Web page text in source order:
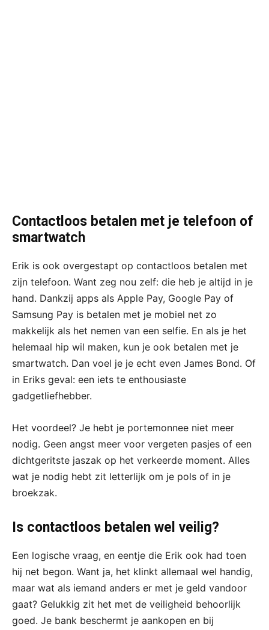
Contactloos betalen met je telefoon of
smartwatch
Erik is ook overgestapt op contactloos betalen met
zijn telefoon. Want zeg nou zelf: die heb je altijd in je
hand. Dankzij apps als Apple Pay, Google Pay of
Samsung Pay is betalen met je mobiel net zo
makkelijk als het nemen van een selfie. En als je het
helemaal hip wil maken, kun je ook betalen met je
smartwatch. Dan voel je je echt even James Bond. Of
in Eriks geval: een iets te enthousiaste
gadgetliefhebber.
Het voordeel? Je hebt je portemonnee niet meer
nodig. Geen angst meer voor vergeten pasjes of een
dichtgeritste jaszak op het verkeerde moment. Alles
wat je nodig hebt zit letterlijk om je pols of in je
broekzak.
Is contactloos betalen wel veilig?
Een logische vraag, en eentje die Erik ook had toen
hij net begon. Want ja, het klinkt allemaal wel handig,
maar wat als iemand anders er met je geld vandoor
gaat? Gelukkig zit het met de veiligheid behoorlijk
goed. Je bank beschermt je aankopen en bij